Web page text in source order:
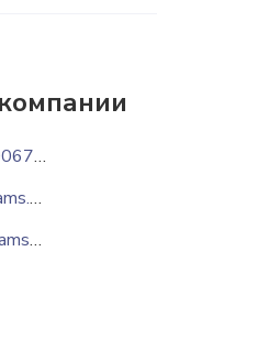
+380067-382-39-77
info@ams.ua
http://ams.ua